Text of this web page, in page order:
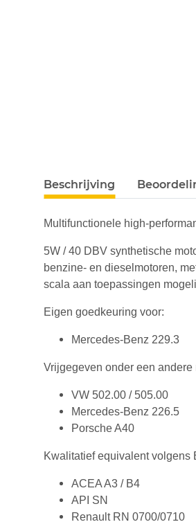
#productDetails.showMoreTabs#
Beschrijving
Multifunctionele high-
5W / 40 DBV synthetische
benzine- en dieselmotoren,
scala aan toepassingen
Eigen goedkeuring voor:
Mercedes-Benz 229.3
Vrijgegeven onder een andere
VW 502.00 / 505.00
Mercedes-Benz 226.5
Porsche A40
Kwalitatief equivalent volgens
ACEA A3 / B4
API SN
Renault RN 0700/0710